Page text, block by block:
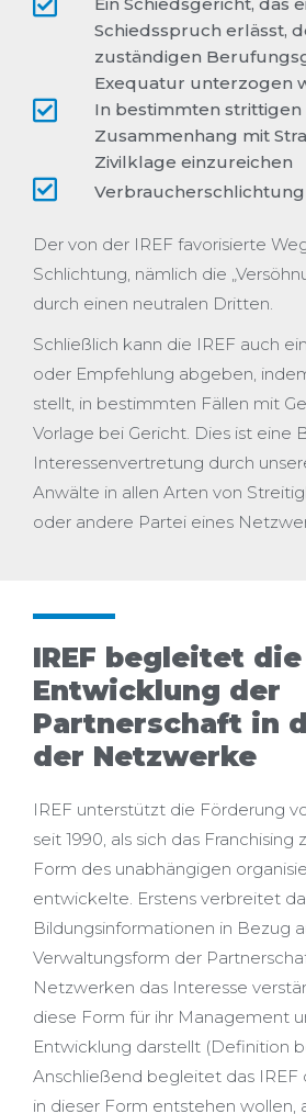
Schiedsspruch erlässt,
zuständigen
Exequatur unterzogen
In bestimmten strittigen
Zusammenhang mit
Zivilklage einzureichen
Verbraucherschlichtung
Der von der IREF favorisierte
Schlichtung, nämlich die
durch einen neutralen Dritten.
Schließlich kann die IREF auch
oder Empfehlung abgeben,
stellt, in bestimmten Fällen mit
Vorlage bei Gericht. Dies ist eine
Interessenvertretung durch
Anwälte in allen Arten von
oder andere Partei eines
IREF begleitet die
Entwicklung der
Partnerschaft in
der Netzwerke
IREF unterstützt die Förderung
seit 1990, als sich das Franchising
Form des unabhängigen
entwickelte. Erstens verbreitet
Bildungsinformationen in Bezug
Verwaltungsform der
Netzwerken das Interesse
diese Form für ihr Management
Entwicklung darstellt (Definition
Anschließend begleitet das
in dieser Form entstehen wollen,